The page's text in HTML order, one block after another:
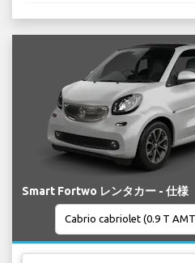
Smart Fortwo レンタカー - 仕様